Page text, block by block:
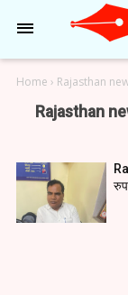
Home › Rajasthan
Rajasthan